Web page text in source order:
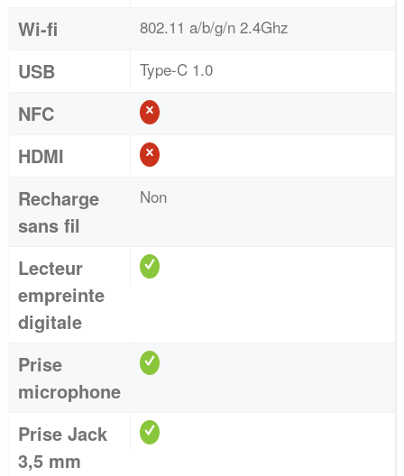
Wi-fi
802.11 a/b/g/n 2.4Ghz
USB Type-C 1.0
NFC
HDMI
Recharge
sans fil
Non
Lecteur
empreinte
digitale
Prise
microphone
Prise Jack
3,5 mm